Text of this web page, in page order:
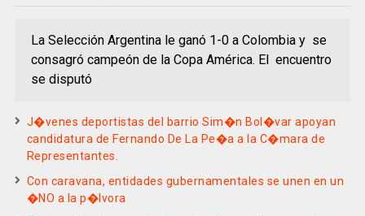
La Selección Argentina le ganó 1-0 a Colombia y se
consagró campeón de la Copa América. El encuentro
se disputó
J�venes deportistas del barrio Sim�n Bol�var apoyan
candidatura de Fernando De La Pe�a a la C�mara de
Representantes.
Con caravana, entidades gubernamentales se unen en un
�NO a la p�lvora